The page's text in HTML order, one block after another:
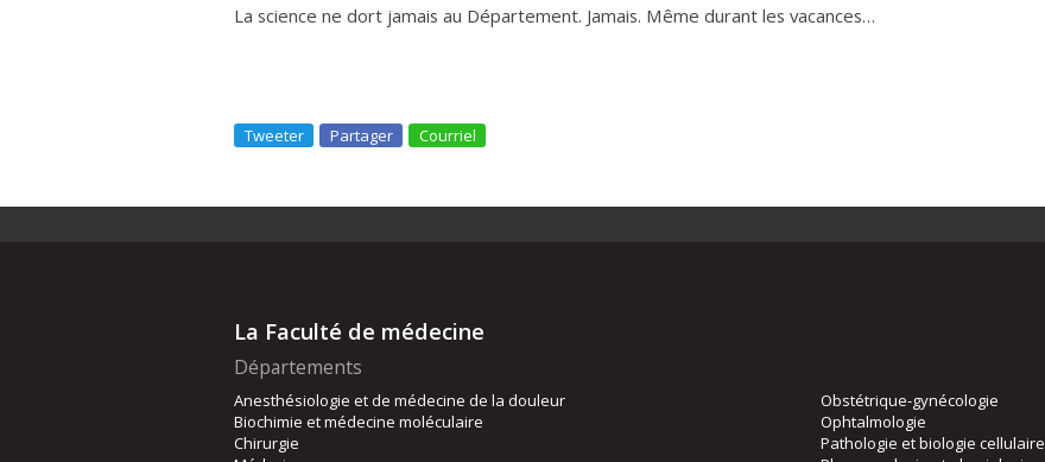
La science ne dort jamais au Département. Jamais. Même durant les vacances…
Tweeter Partager Courriel
La Faculté de médecine
Départements
Anesthésiologie et de médecine de la douleur
Biochimie et médecine moléculaire
Chirurgie
Obstétrique-gynécologie
Ophtalmologie
Pathologie et biologie cellulaire